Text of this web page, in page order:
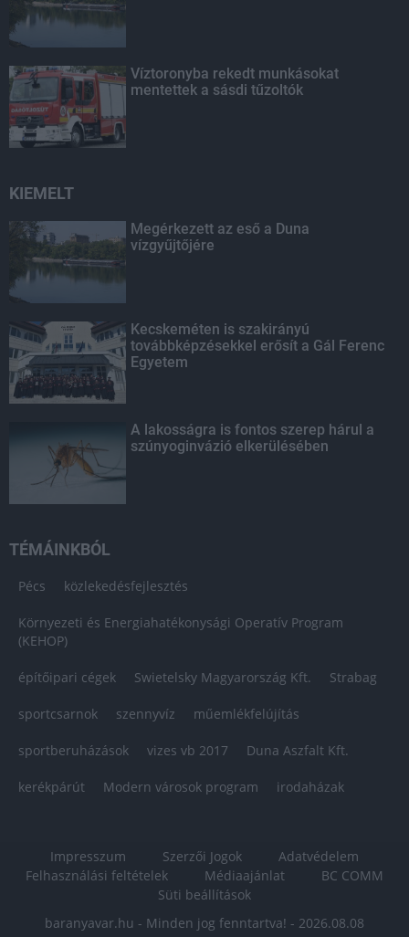
Víztoronyba rekedt munkásokat
mentettek a sásdi tűzoltók
KIEMELT
Megérkezett az eső a Duna
vízgyűjtőjére
Kecskeméten is szakirányú
továbbképzésekkel erősít a Gál Ferenc
Egyetem
A lakosságra is fontos szerep hárul a
szúnyoginvázió elkerülésében
TÉMÁINKBÓL
Pécs közlekedésfejlesztés
Környezeti és Energiahatékonysági Operatív Program
(KEHOP)
építőipari cégek Swietelsky Magyarország Kft. Strabag
sportcsarnok szennyvíz műemlékfelújítás
sportberuházások vizes vb 2017 Duna Aszfalt Kft.
kerékpárút Modern városok program irodaházak
Impresszum Szerzői Jogok
Adatvédelem
Felhasználási feltételek
Médiaajánlat
BC COMM
Süti beállítások
baranyavar.hu - Minden jog fenntartva! - 2026.08.08